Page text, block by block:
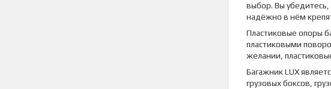
выбор. Вы
надёжно в нём
Пластиковые опоры
пластиковыми
желании,
Багажник LUX
грузовых боксов,